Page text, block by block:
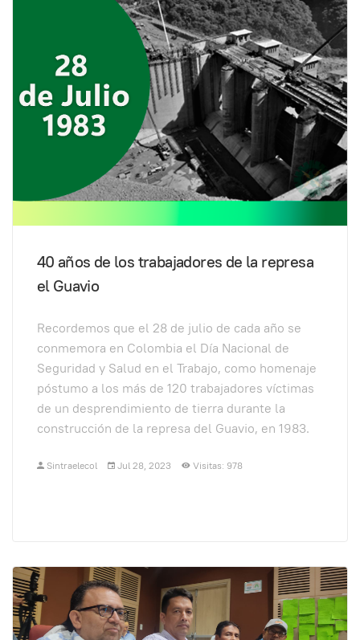
40 años de los trabajadores de la represa
el Guavio
Recordemos que el 28 de julio de cada año se
conmemora en Colombia el Día Nacional de
Seguridad y Salud en el Trabajo, como homenaje
póstumo a los más de 120 trabajadores víctimas
de un desprendimiento de tierra durante la
construcción de la represa del Guavio, en 1983.
Sintraelecol Jul 28, 2023 Visitas: 978